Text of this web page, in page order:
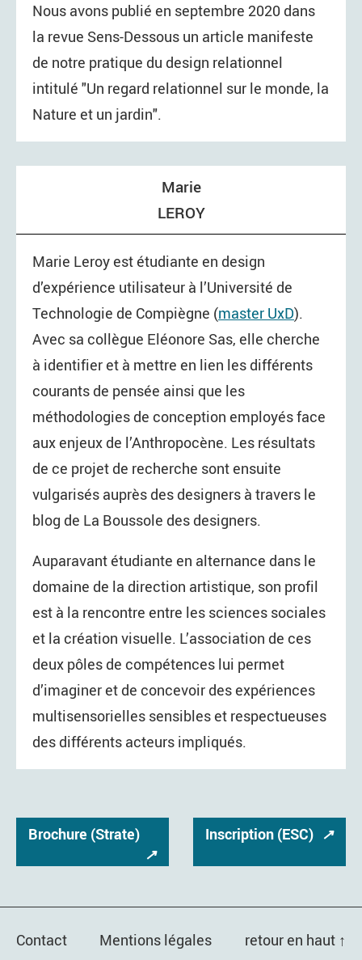
Nous avons publié en septembre 2020 dans
la revue Sens-Dessous un article manifeste
de notre pratique du design relationnel
intitulé "Un regard relationnel sur le monde, la
Nature et un jardin".
Marie
LEROY
Marie Leroy est étudiante en design
d’expérience utilisateur à l’Université de
Technologie de Compiègne (master UxD).
Avec sa collègue Eléonore Sas, elle cherche
à identifier et à mettre en lien les différents
courants de pensée ainsi que les
méthodologies de conception employés face
aux enjeux de l’Anthropocène. Les résultats
de ce projet de recherche sont ensuite
vulgarisés auprès des designers à travers le
blog de La Boussole des designers.
Auparavant étudiante en alternance dans le
domaine de la direction artistique, son profil
est à la rencontre entre les sciences sociales
et la création visuelle. L’association de ces
deux pôles de compétences lui permet
d’imaginer et de concevoir des expériences
multisensorielles sensibles et respectueuses
des différents acteurs impliqués.
Brochure (Strate)
↗
Inscription (ESC) ↗
Contact Mentions légales retour en haut ↑